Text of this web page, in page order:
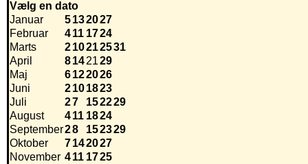
Vælg en dato
Januar
5132027
Februar
411 1724
Marts
210212531
April
8142129
Maj
6122026
Juni
2101823
Juli
27 152229
August
411 1824
September28 152329
Oktober
7142027
November 411 1725